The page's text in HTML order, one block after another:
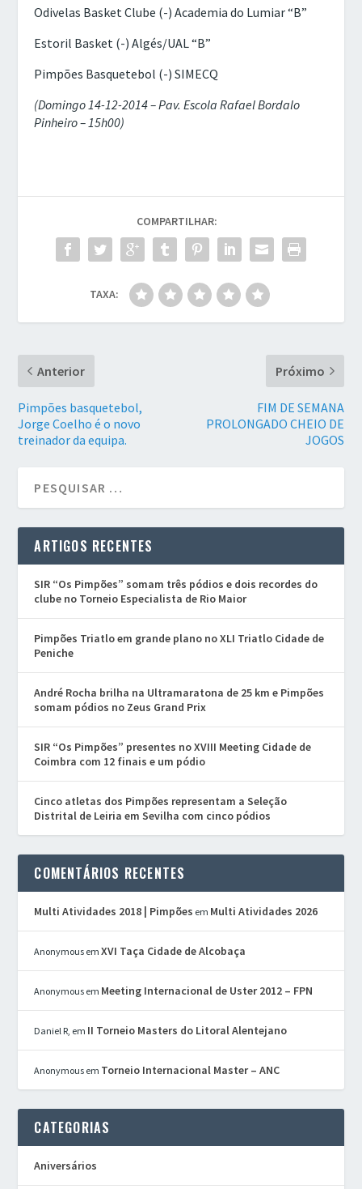
Odivelas Basket Clube (-) Academia do Lumiar “B”
Estoril Basket (-) Algés/UAL “B”
Pimpões Basquetebol (-) SIMECQ
(Domingo 14-12-2014 – Pav. Escola Rafael Bordalo
Pinheiro – 15h00)
COMPARTILHAR:
TAXA:
Anterior
Pimpões basquetebol,
Jorge Coelho é o novo
treinador da equipa.
Próximo
FIM DE SEMANA
PROLONGADO CHEIO DE
JOGOS
ARTIGOS RECENTES
SIR “Os Pimpões” somam três pódios e dois recordes do
clube no Torneio Especialista de Rio Maior
Pimpões Triatlo em grande plano no XLI Triatlo Cidade de
Peniche
André Rocha brilha na Ultramaratona de 25 km e Pimpões
somam pódios no Zeus Grand Prix
SIR “Os Pimpões” presentes no XVIII Meeting Cidade de
Coimbra com 12 finais e um pódio
Cinco atletas dos Pimpões representam a Seleção
Distrital de Leiria em Sevilha com cinco pódios
COMENTÁRIOS RECENTES
Multi Atividades 2018 | Pimpões em Multi Atividades 2026
Anonymous emXVI Taça Cidade de Alcobaça
Anonymous em Meeting Internacional de Uster 2012 – FPN
Daniel R, em II Torneio Masters do Litoral Alentejano
Anonymous em Torneio Internacional Master – ANC
CATEGORIAS
Aniversários